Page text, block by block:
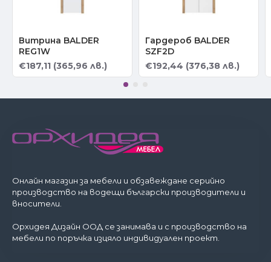
Витрина BALDER
REG1W
€187,11 (365,96 лв.)
Гардероб BALDER
SZF2D
€192,44 (376,38 лв.)
Онлайн магазин за мебели и обзавеждане серийно
производство на водещи български производители и
вносители.
Орхидея Дизайн ООД се занимава и с производство на
мебели по поръчка изцяло индивидуален проект.